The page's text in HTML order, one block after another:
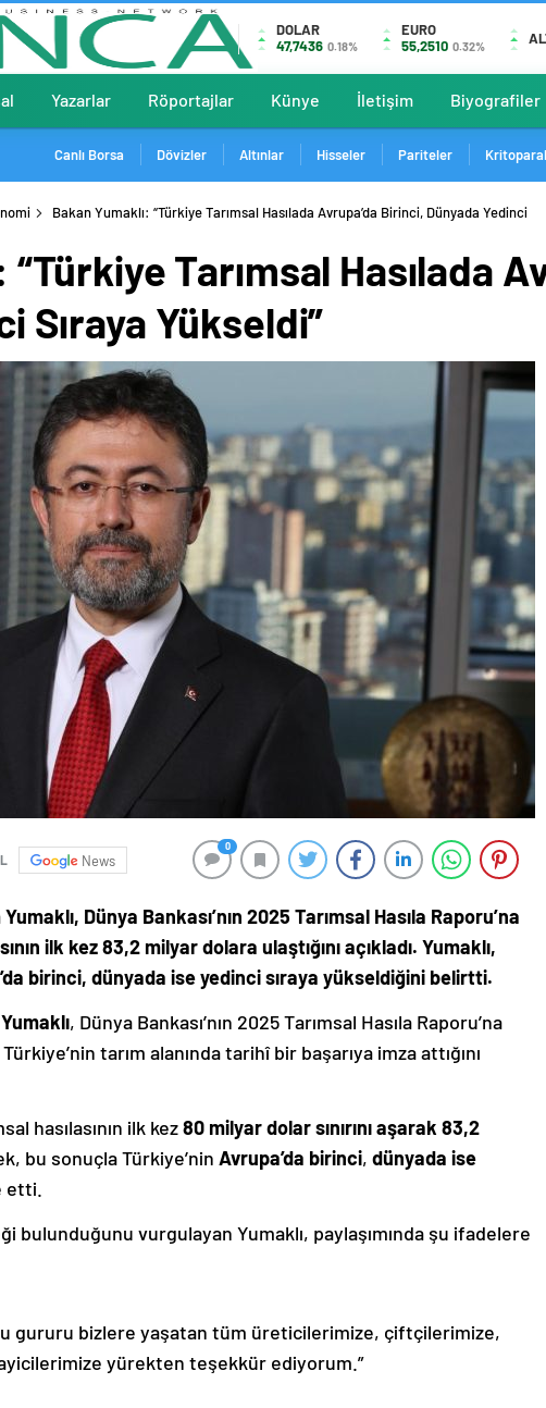
DOLAR
47,7436 0.18%
EURO
55,2510 0.32%
Yazarlar Röportajlar Künye İletişim Biyografiler
Canlı Borsa Dövizler Altınlar Hisseler Pariteler
Bakan Yumaklı: “Türkiye Tarımsal Hasılada Avrupa’da Birinci, Dünyada Yedinci
“Türkiye Tarımsal Hasılada
Sıraya Yükseldi”
News
0
Dünya Bankası’nın 2025 Tarımsal Hasıla Raporu’na
ilk kez 83,2 milyar dolara ulaştığını açıkladı. Yumaklı,
birinci, dünyada ise yedinci sıraya yükseldiğini belirtti.
, Dünya Bankası’nın 2025 Tarımsal Hasıla Raporu’na
tarım alanında tarihî bir başarıya imza attığını
hasılasının ilk kez80 milyar dolar sınırını aşarak 83,2
bu sonuçla Türkiye’nin Avrupa’da birinci, dünyada ise
etti.
bulunduğunu vurgulayan Yumaklı, paylaşımında şu ifadelere
gururu bizlere yaşatan tüm üreticilerimize, çiftçilerimize,
yürekten teşekkür ediyorum.”